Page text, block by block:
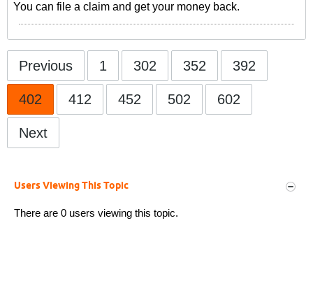
You can file a claim and get your money back.
Previous 1 302 352 392
402 412 452 502 602
Next
Users Viewing This Topic
There are 0 users viewing this topic.